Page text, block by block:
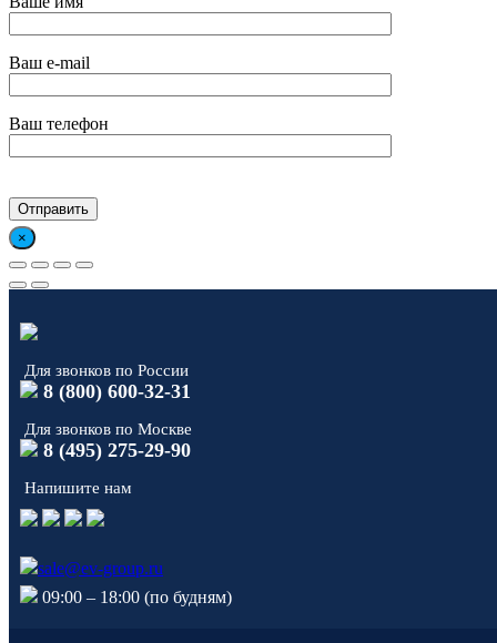
Ваш e-mail
Ваш телефон
×
Для звонков по России
8 (800) 600-32-31
Для звонков по Москве
8 (495) 275-29-90
Напишите нам
sale@ev-group.ru
09:00 – 18:00 (по будням)